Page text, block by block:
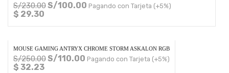
S/230.00S/100.00 Pagando con Tarjeta (+5%)
$ 29.30
MOUSE GAMING ANTRYX CHROME STORM ASKALON RGB
S/250.00S/110.00 Pagando con Tarjeta (+5%)
$ 32.23